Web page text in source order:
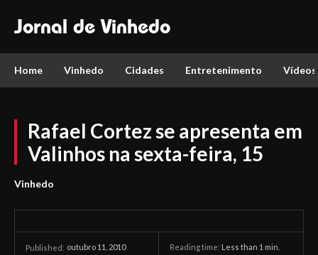
Jornal de Vinhedo
Home Vinhedo Cidades Entretenimento Vídeos
Rafael Cortez se apresenta em
Valinhos na sexta-feira, 15
Vinhedo
Published: outubro 11, 2010 Reading time: Less than 1 min.